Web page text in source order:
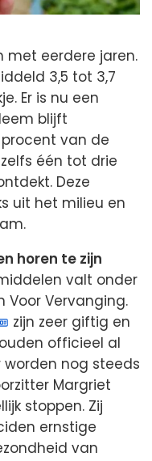
met eerdere jaren.
3,5 tot 3,7
Er is nu een
blijft
procent van de
één tot drie
Deze
uit het milieu en
horen te zijn
valt onder
Vervanging.
zijn zeer giftig en
officieel al
nog steeds
Margriet
stoppen. Zij
ernstige
van